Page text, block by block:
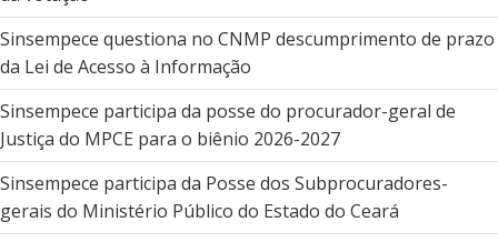
Sinsempece questiona no CNMP descumprimento de prazo
da Lei de Acesso à Informação
Sinsempece participa da posse do procurador-geral de
Justiça do MPCE para o biênio 2026-2027
Sinsempece participa da Posse dos Subprocuradores-
gerais do Ministério Público do Estado do Ceará